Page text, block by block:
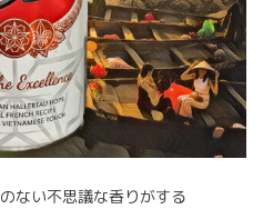
ない不思議な香りがする